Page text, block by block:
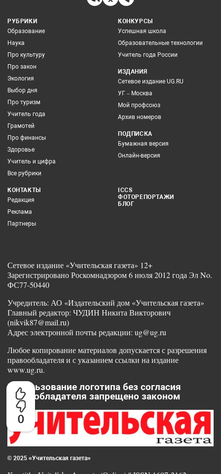
0
РУБРИКИ
Образование
Наука
Про культуру
Про закон
Экология
Выбор дня
Про туризм
Учитель года
Грамотей
Про финансы
Здоровье
Учитель и цифра
Все рубрики
КОНКУРСЫ
Успешная школа
Образовательные технологии
Учитель года России
ИЗДАНИЯ
Сетевое издание UG.RU
УГ – Москва
Мой профсоюз
Архив номеров
ПОДПИСКА
Бумажная версия
Онлайн-версия
КОНТАКТЫ
Редакция
Реклама
Партнеры
ICCS
ФОТОРЕПОРТАЖИ
БЛОГ
Сетевое издание «Учительская газета» 12+
Зарегистрировано Роскомнадзором 6 июля 2012 года Эл No.
ФС77-50440
Учредитель: АО «Издательский дом «Учительская газета»
Главный редактор: ЧУДИН Никита Викторович
(nikvik87@mail.ru)
Адрес электронной почты редакции: ug@ug.ru
Любое копирование материалов допускается с разрешения
правообладателя и с указанием ссылки на издание
www.ug.ru.
Использование логотипа без согласия
правообладателя запрещено законом
© 2025 «Учительская газета»